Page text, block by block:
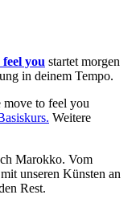
you startet morgen
in deinem Tempo.
to feel you
Weitere
Marokko. Vom
unseren Künsten an
Rest.